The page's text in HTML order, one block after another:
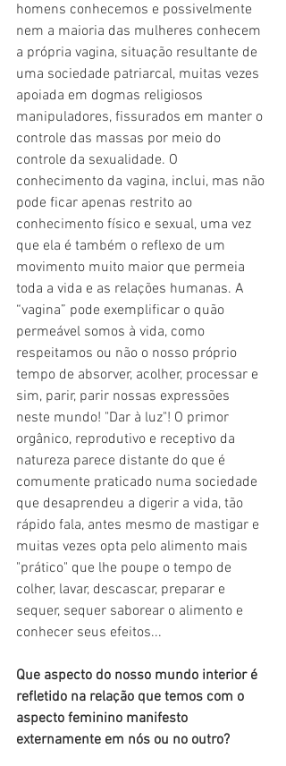
homens conhecemos e possivelmente
nem a maioria das mulheres conhecem
a própria vagina, situação resultante de
uma sociedade patriarcal, muitas vezes
apoiada em dogmas religiosos
manipuladores, fissurados em manter o
controle das massas por meio do
controle da sexualidade. O
conhecimento da vagina, inclui, mas não
pode ficar apenas restrito ao
conhecimento físico e sexual, uma vez
que ela é também o reflexo de um
movimento muito maior que permeia
toda a vida e as relações humanas. A
“vagina” pode exemplificar o quão
permeável somos à vida, como
respeitamos ou não o nosso próprio
tempo de absorver, acolher, processar e
sim, parir, parir nossas expressões
neste mundo! "Dar à luz"! O primor
orgânico, reprodutivo e receptivo da
natureza parece distante do que é
comumente praticado numa sociedade
que desaprendeu a digerir a vida, tão
rápido fala, antes mesmo de mastigar e
muitas vezes opta pelo alimento mais
"prático" que lhe poupe o tempo de
colher, lavar, descascar, preparar e
sequer, sequer saborear o alimento e
conhecer seus efeitos...
Que aspecto do nosso mundo interior é
refletido na relação que temos com o
aspecto feminino manifesto
externamente em nós ou no outro?